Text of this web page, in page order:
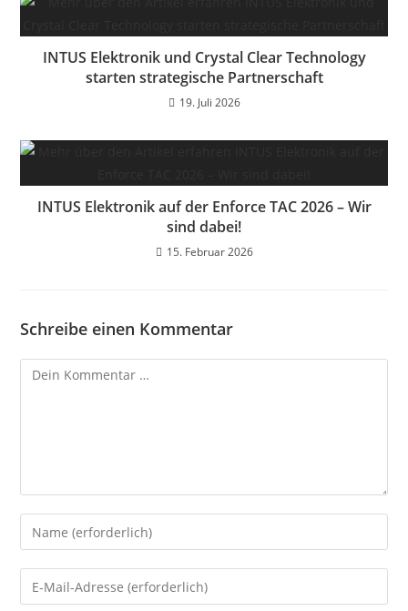
INTUS Elektronik und Crystal Clear Technology
starten strategische Partnerschaft
19. Juli 2026
INTUS Elektronik auf der Enforce TAC 2026 – Wir
sind dabei!
15. Februar 2026
Schreibe einen Kommentar